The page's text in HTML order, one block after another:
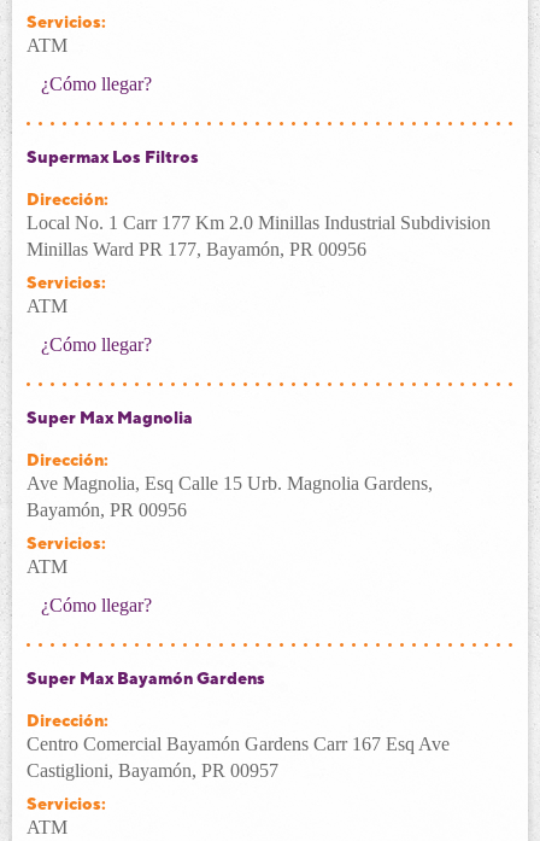
Servicios:
ATM
¿Cómo llegar?
Supermax Los Filtros
Dirección:
Local No. 1 Carr 177 Km 2.0 Minillas Industrial Subdivision
Minillas Ward PR 177, Bayamón, PR 00956
Servicios:
ATM
¿Cómo llegar?
Super Max Magnolia
Dirección:
Ave Magnolia, Esq Calle 15 Urb. Magnolia Gardens,
Bayamón, PR 00956
Servicios:
ATM
¿Cómo llegar?
Super Max Bayamón Gardens
Dirección:
Centro Comercial Bayamón Gardens Carr 167 Esq Ave
Castiglioni, Bayamón, PR 00957
Servicios:
ATM